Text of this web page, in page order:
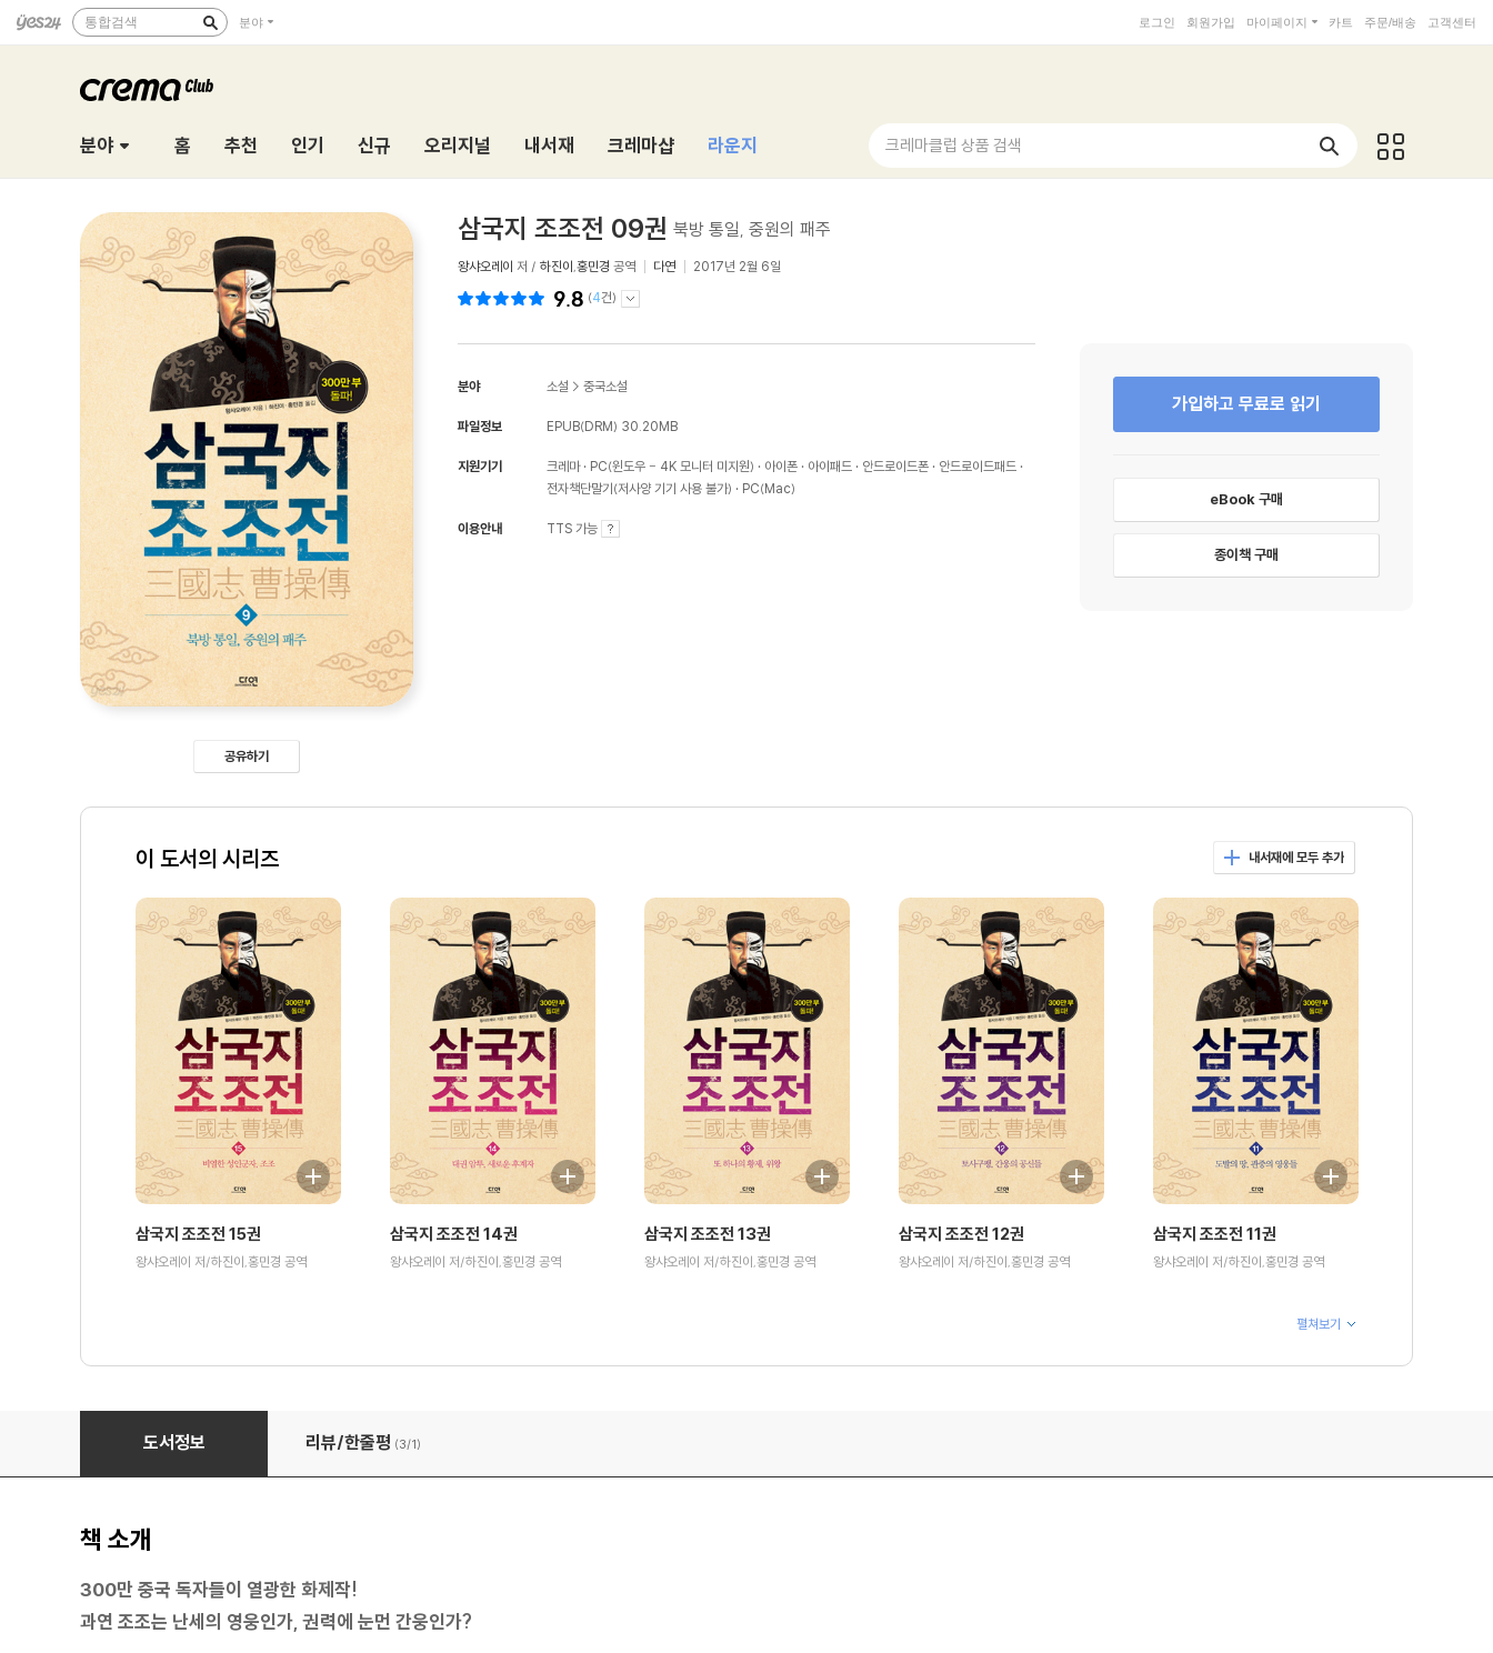
통합검색 분야 로그인 회원가입 마이페이지 카트 주문/배송 고객센터
분야 홈 추천 인기 신규 오리지널 내서재 크레마샵 라운지 크레마클럽 상품 검색
공유하기
삼국지 조조전 09권 북방 통일, 중원의 패주
왕샤오레이 저 / 하진이,홍민경 공역 다연 2017년 2월 6일
9.8 (4건)
분야 소설 > 중국소설
파일정보 EPUB(DRM) 30.20MB
지원기기 크레마 PC(윈도우 - 4K 모니터 미지원) 아이폰 아이패드 안드로이드폰
안드로이드패드
전자책단말기(저사양 기기 사용 불가)
PC(Mac)
이용안내 TTS 가능
가입하고 무료로 읽기
eBook 구매
종이책 구매
이 도서의 시리즈 내서재에 모두 추가
삼국지 조조전 15권
왕샤오레이 저/하진이,홍민경 공역
삼국지 조조전 14권
왕샤오레이 저/하진이,홍민경 공역
삼국지 조조전 13권
왕샤오레이 저/하진이,홍민경 공역
삼국지 조조전 12권
왕샤오레이 저/하진이,홍민경 공역
삼국지 조조전 11권
왕샤오레이 저/하진이,홍민경 공역
펼쳐보기
삼국지 조조전 09권
도서정보 리뷰/한줄평 (3/1)
책 소개
300만 중국 독자들이 열광한 화제작!
과연 조조는 난세의 영웅인가, 권력에 눈먼 간웅인가?